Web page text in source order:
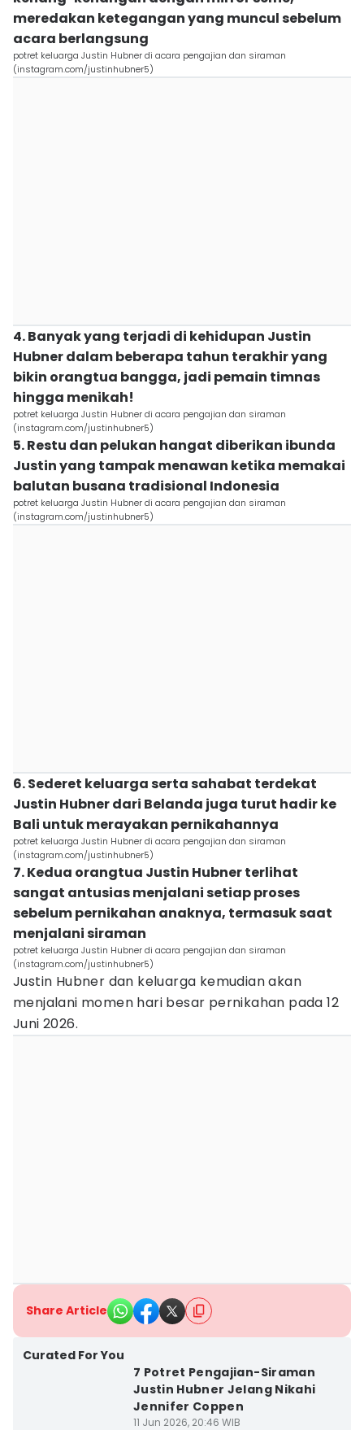
meredakan ketegangan yang muncul sebelum
acara berlangsung
potret keluarga Justin Hubner di acara pengajian dan siraman
(instagram.com/justinhubner5)
4. Banyak yang terjadi di kehidupan Justin
Hubner dalam beberapa tahun terakhir yang
bikin orangtua bangga, jadi pemain timnas
hingga menikah!
potret keluarga Justin Hubner di acara pengajian dan siraman
(instagram.com/justinhubner5)
5. Restu dan pelukan hangat diberikan ibunda
Justin yang tampak menawan ketika memakai
balutan busana tradisional Indonesia
potret keluarga Justin Hubner di acara pengajian dan siraman
(instagram.com/justinhubner5)
6. Sederet keluarga serta sahabat terdekat
Justin Hubner dari Belanda juga turut hadir ke
Bali untuk merayakan pernikahannya
potret keluarga Justin Hubner di acara pengajian dan siraman
(instagram.com/justinhubner5)
7. Kedua orangtua Justin Hubner terlihat
sangat antusias menjalani setiap proses
sebelum pernikahan anaknya, termasuk saat
menjalani siraman
potret keluarga Justin Hubner di acara pengajian dan siraman
(instagram.com/justinhubner5)
Justin Hubner dan keluarga kemudian akan
menjalani momen hari besar pernikahan pada 12
Juni 2026.
Share Article
Curated For You
7 Potret Pengajian-Siraman
Justin Hubner Jelang Nikahi
Jennifer Coppen
11 Jun 2026, 20:46 WIB